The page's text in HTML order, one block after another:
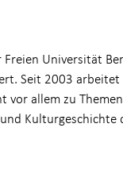
Universität
Seit 2003
allem zu
Kulturgeschichte